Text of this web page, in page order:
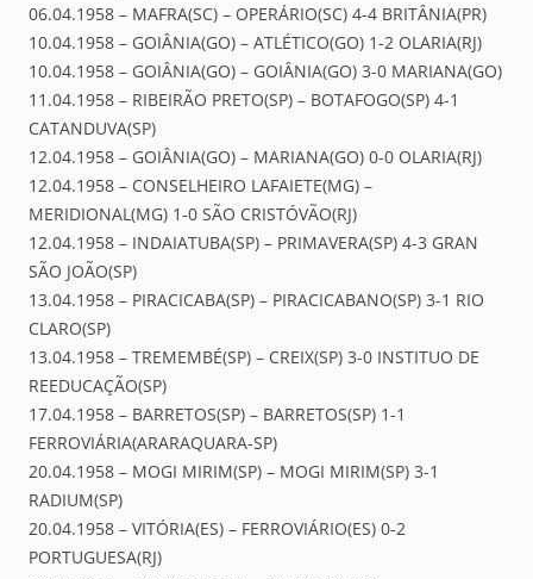
06.04.1958 – MAFRA(SC) – OPERÁRIO(SC) 4-4 BRITÂNIA(PR)
10.04.1958 – GOIÂNIA(GO) – ATLÉTICO(GO) 1-2 OLARIA(RJ)
10.04.1958 – GOIÂNIA(GO) – GOIÂNIA(GO) 3-0 MARIANA(GO)
11.04.1958 – RIBEIRÃO PRETO(SP) – BOTAFOGO(SP) 4-1
CATANDUVA(SP)
12.04.1958 – GOIÂNIA(GO) – MARIANA(GO) 0-0 OLARIA(RJ)
12.04.1958 – CONSELHEIRO LAFAIETE(MG) –
MERIDIONAL(MG) 1-0 SÃO CRISTÓVÃO(RJ)
12.04.1958 – INDAIATUBA(SP) – PRIMAVERA(SP) 4-3 GRAN
SÃO JOÃO(SP)
13.04.1958 – PIRACICABA(SP) – PIRACICABANO(SP) 3-1 RIO
CLARO(SP)
13.04.1958 – TREMEMBÉ(SP) – CREIX(SP) 3-0 INSTITUO DE
REEDUCAÇÃO(SP)
17.04.1958 – BARRETOS(SP) – BARRETOS(SP) 1-1
FERROVIÁRIA(ARARAQUARA-SP)
20.04.1958 – MOGI MIRIM(SP) – MOGI MIRIM(SP) 3-1
RADIUM(SP)
20.04.1958 – VITÓRIA(ES) – FERROVIÁRIO(ES) 0-2
PORTUGUESA(RJ)